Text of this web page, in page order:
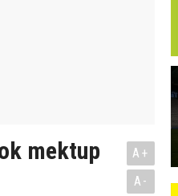
mektup
A+
A-